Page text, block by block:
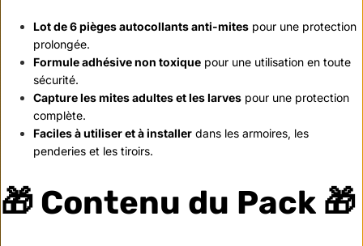
Lot de 6 pièges autocollants anti-mites pour une protection
prolongée.
Formule adhésive non toxique pour une utilisation en toute
sécurité.
Capture les mites adultes et les larves pour une protection
complète.
Faciles à utiliser et à installer dans les armoires, les
penderies et les tiroirs.
🎁 Contenu du Pack 🎁